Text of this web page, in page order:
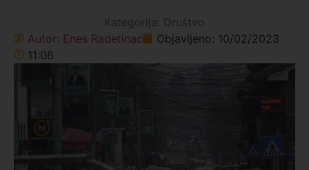
Kategorija: Društvo
Autor: Enes Radetinac Objavljeno: 10/02/2023
11:06